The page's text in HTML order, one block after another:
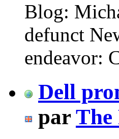
Blog:
defunct
endeavor:
Dell
parThe